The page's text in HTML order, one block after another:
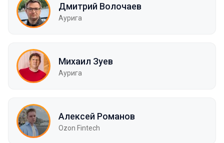
Дмитрий Волочаев
Аурига
Михаил Зуев
Аурига
Алексей Романов
Ozon Fintech